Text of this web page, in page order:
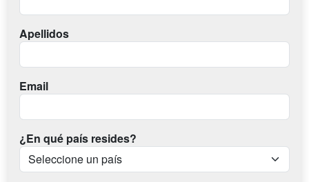
Apellidos
Email
¿En qué país resides?